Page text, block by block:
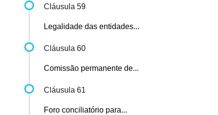
Cláusula 59
Legalidade das entidades...
Cláusula 60
Comissão permanente de...
Cláusula 61
Foro conciliatório para...